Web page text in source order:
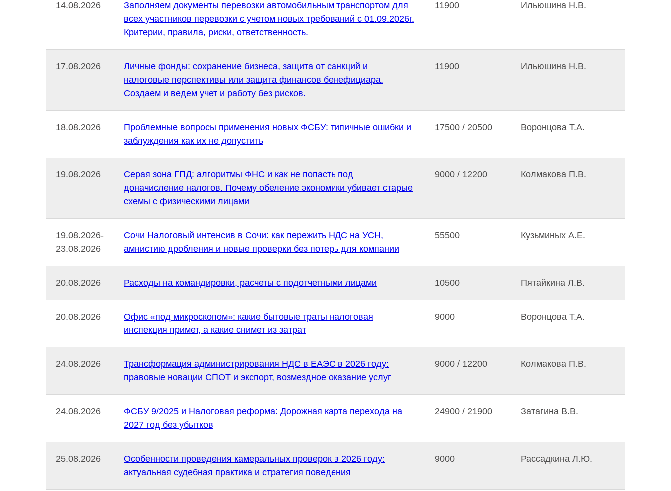
14.08.2026
Заполняем документы перевозки автомобильным транспортом для
всех участников перевозки с учетом новых требований с 01.09.2026г.
Критерии, правила, риски, ответственность.
11900 Ильюшина Н.В.
17.08.2026
Личные фонды: сохранение бизнеса, защита от санкций и
налоговые перспективы или защита финансов бенефициара.
Создаем и ведем учет и работу без рисков.
11900 Ильюшина Н.В.
18.08.2026
Проблемные вопросы применения новых ФСБУ: типичные ошибки и
заблуждения как их не допустить
17500 / 20500 Воронцова Т.А.
19.08.2026
Серая зона ГПД: алгоритмы ФНС и как не попасть под
доначисление налогов. Почему обеление экономики убивает старые
схемы с физическими лицами
9000 / 12200 Колмакова П.В.
19.08.2026-
23.08.2026
Сочи Налоговый интенсив в Сочи: как пережить НДС на УСН,
амнистию дробления и новые проверки без потерь для компании
55500 Кузьминых А.Е.
20.08.2026 Расходы на командировки, расчеты с подотчетными лицами 10500 Пятайкина Л.В.
20.08.2026
Офис «под микроскопом»: какие бытовые траты налоговая
инспекция примет, а какие снимет из затрат
9000 Воронцова Т.А.
24.08.2026
Трансформация администрирования НДС в ЕАЭС в 2026 году:
правовые новации СПОТ и экспорт, возмездное оказание услуг
9000 / 12200 Колмакова П.В.
24.08.2026
ФСБУ 9/2025 и Налоговая реформа: Дорожная карта перехода на
2027 год без убытков
24900 / 21900 Затагина В.В.
25.08.2026
Особенности проведения камеральных проверок в 2026 году:
актуальная судебная практика и стратегия поведения
9000 Рассадкина Л.Ю.